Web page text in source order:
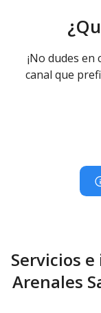
¡No dudes
canal que
Servicios
Arenales